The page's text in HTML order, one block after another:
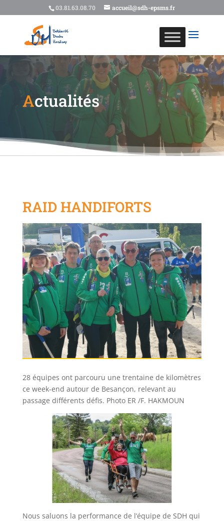
03.81.63.08.70 accueil@sdh-epsms.fr
Actualités
RAID HANDIFORTS
28 équipes ont parcouru une trentaine de kilomètres
ce week-end autour de Besançon, relevant au
passage différents défis. Photo ER /F. HAKMOUN
Nous saluons la performance de l’équipe de SDH qui